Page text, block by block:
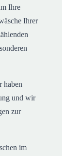
Ihre
Ihrer
haben
und wir
zur
im